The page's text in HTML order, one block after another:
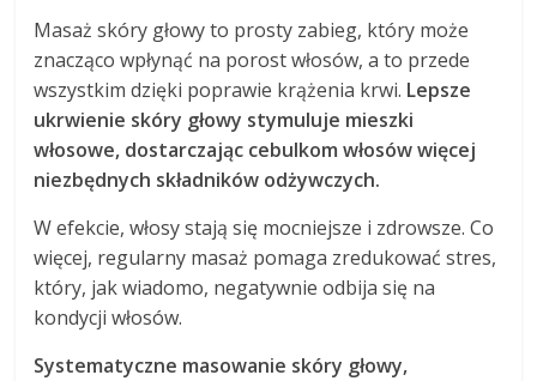
Masaż skóry głowy to prosty zabieg, który może
znacząco wpłynąć na porost włosów, a to przede
wszystkim dzięki poprawie krążenia krwi. Lepsze
ukrwienie skóry głowy stymuluje mieszki
włosowe, dostarczając cebulkom włosów więcej
niezbędnych składników odżywczych.
W efekcie, włosy stają się mocniejsze i zdrowsze. Co
więcej, regularny masaż pomaga zredukować stres,
który, jak wiadomo, negatywnie odbija się na
kondycji włosów.
Systematyczne masowanie skóry głowy,